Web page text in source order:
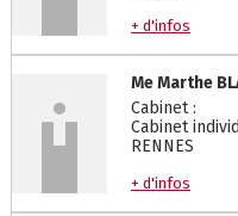
+ d'infos
MeMarthe
Cabinet :
Cabinet
RENNES
+ d'infos